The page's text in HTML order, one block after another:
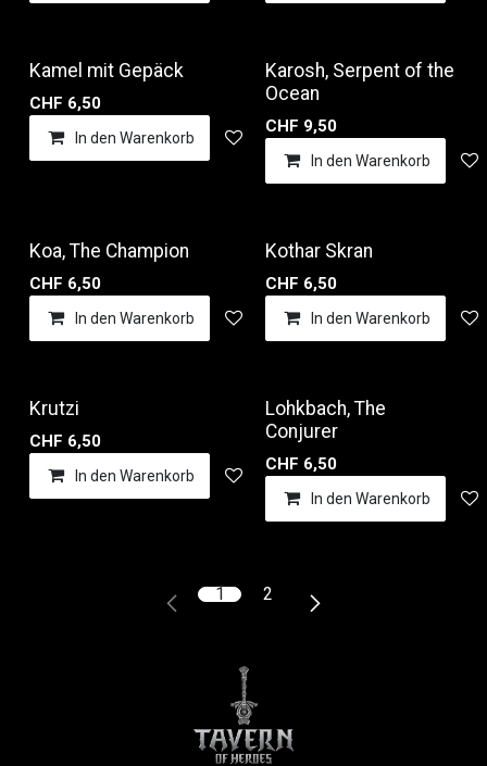
Kamel mit Gepäck
CHF 6,50
In den Warenkorb Auf die Wunschliste
Karosh, Serpent of the
Ocean
CHF 9,50
In den Warenkorb
Koa, The Champion
CHF 6,50
In den Warenkorb Auf die Wunschliste
Kothar Skran
CHF 6,50
In den Warenkorb
Krutzi
CHF 6,50
In den Warenkorb Auf die Wunschliste
Lohkbach, The
Conjurer
CHF 6,50
In den Warenkorb
1 2